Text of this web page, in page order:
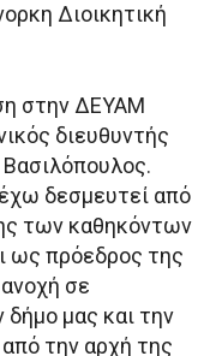
Διοικητική
στην ΔΕΥΑΜ
διευθυντής
δεσμευτεί από
των καθηκόντων
ως πρόεδρος της
σε
μας και την
από την αρχή της